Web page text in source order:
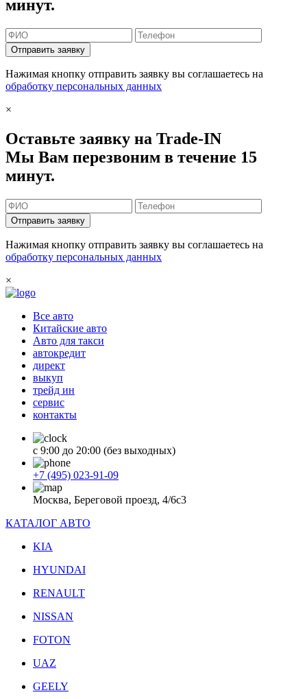
минут.
Отправить заявку
Нажимая кнопку отправить заявку вы соглашаетесь на
обработку персональных данных
×
Оставьте заявку на Trade-IN
Мы Вам перезвоним в течение 15
минут.
Отправить заявку
Нажимая кнопку отправить заявку вы соглашаетесь на
обработку персональных данных
×
Все авто
Китайские авто
Авто для такси
автокредит
директ
выкуп
трейд ин
сервис
контакты
с 9:00 до 20:00 (без выходных)
+7 (495) 023-91-09
Москва, Береговой проезд, 4/6с3
КАТАЛОГ АВТО
KIA
HYUNDAI
RENAULT
NISSAN
FOTON
UAZ
GEELY